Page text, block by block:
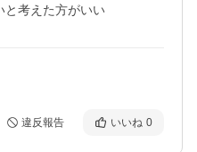
と考えた方がいい
違反報告 いいね 0